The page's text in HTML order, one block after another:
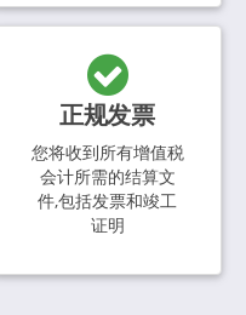
正规发票
您将收到所有增值税
会计所需的结算文
件,包括发票和竣工
证明